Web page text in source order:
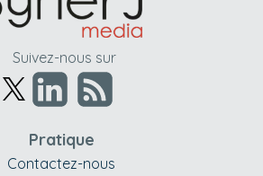
Suivez-nous sur
Pratique
Contactez-nous